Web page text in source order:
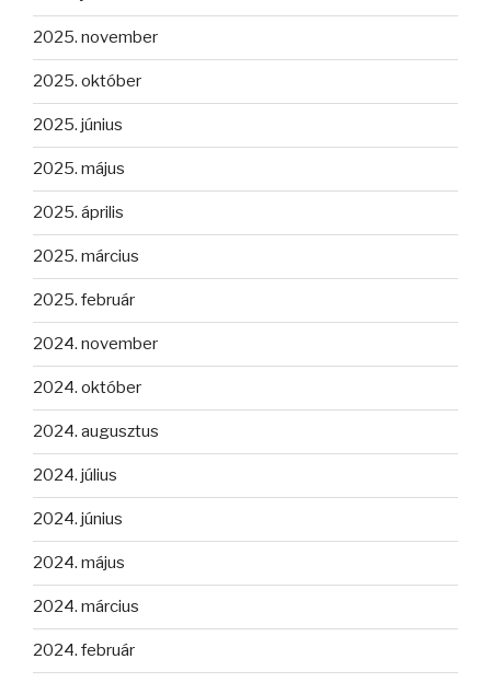
2025. november
2025. október
2025. június
2025. május
2025. április
2025. március
2025. február
2024. november
2024. október
2024. augusztus
2024. július
2024. június
2024. május
2024. március
2024. február